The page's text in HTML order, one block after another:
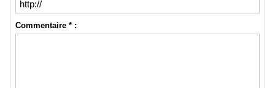
Commentaire * :